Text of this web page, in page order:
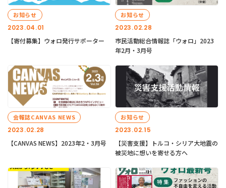
2023.04.01
お知らせ
【寄付募集】ウォロ発行サポーター
2023.02.28
お知らせ
市民活動総合情報誌「ウォロ」2023
年2月・3月号
2023.02.28
会報誌CANVAS NEWS
【CANVAS NEWS】2023年2・3月号
2023.02.15
お知らせ
【災害支援】トルコ・シリア大地震の
被災地に想いを寄せる方へ